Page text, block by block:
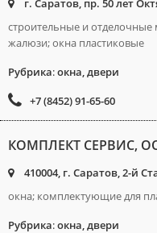
г. Саратов, пр. 50 лет
строительные и
жалюзи; окна пластиковые
Рубрика:окна, двери
+7 (8452) 91-65-60
КОМПЛЕКТ СЕРВИС,
410004, г. Саратов, 2-й
окна; комплектующие для
Рубрика:окна, двери